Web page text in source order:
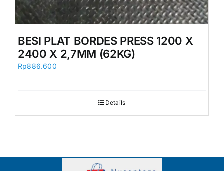
BESI PLAT BORDES PRESS 1200 X
2400 X 2,7MM (62KG)
Rp886.600
Details